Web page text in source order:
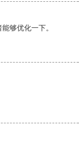
够优化一下。